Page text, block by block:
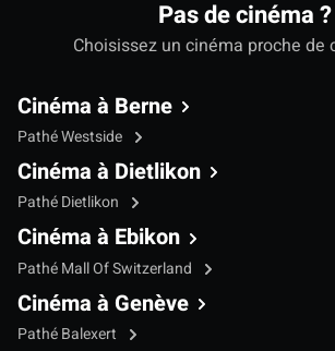
Pas de cinéma ?
Choisissez un cinéma proche de
Cinéma à Berne
Pathé Westside
Cinéma à Dietlikon
Pathé Dietlikon
Cinéma à Ebikon
Pathé Mall Of Switzerland
Cinéma à Genève
Pathé Balexert